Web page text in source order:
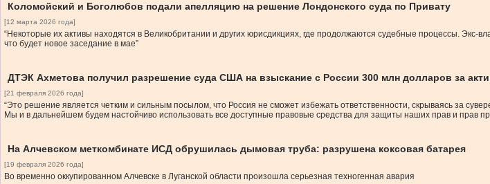
Коломойский и Боголюбов подали апелляцию на решение Лондонского суда по Привату
[12 марта 2026 года]
“Некоторые их активы находятся в Великобритании и других юрисдикциях, где продолжаются судебные процессы.
что будет новое заседание в мае”
ДТЭК Ахметова получил разрешение суда США на взыскание с России 300 млн долларов за
[21 февраля 2026 года]
“Это решение является четким и сильным посылом, что Россия не сможет избежать ответственности, скрываясь за
Мы и в дальнейшем будем настойчиво использовать все доступные правовые средства для защиты наших прав и прав
На Алчевском меткомбинате ИСД обрушилась дымовая труба: разрушена коксовая батарея
[19 февраля 2026 года]
Во временно оккупированном Алчевске в Луганской области произошла серьезная техногенная авария